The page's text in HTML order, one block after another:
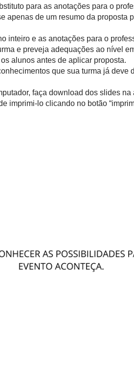
para as anotações para o
apenas de um resumo da proposta
inteiro e as anotações para o
e preveja adequações ao nível
alunos antes de aplicar proposta.
que sua turma já deve
faça download dos slides na
imprimi-lo clicando no botão